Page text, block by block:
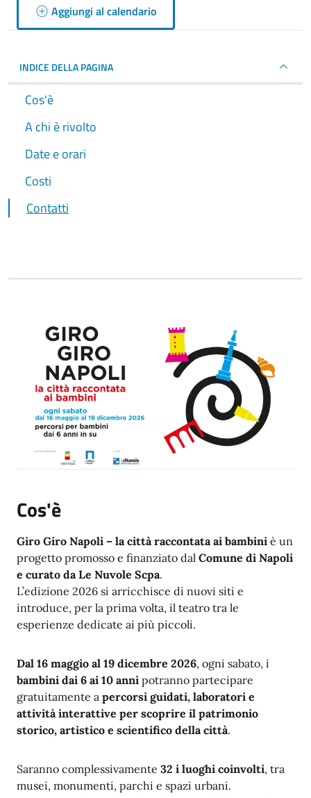
Aggiungi al calendario
INDICE DELLA PAGINA
Cos'è
A chi è rivolto
Date e orari
Costi
Contatti
Cos'è
Giro Giro Napoli – la città raccontata ai bambini è un
progetto promosso e finanziato dal Comune di Napoli
e curato da Le Nuvole Scpa.
L’edizione 2026 si arricchisce di nuovi siti e
introduce, per la prima volta, il teatro tra le
esperienze dedicate ai più piccoli.
Dal 16 maggio al 19 dicembre 2026, ogni sabato, i
bambini dai 6 ai 10 anni potranno partecipare
gratuitamente a percorsi guidati, laboratori e
attività interattive per scoprire il patrimonio
storico, artistico e scientifico della città.
Saranno complessivamente 32 i luoghi coinvolti, tra
musei, monumenti, parchi e spazi urbani.